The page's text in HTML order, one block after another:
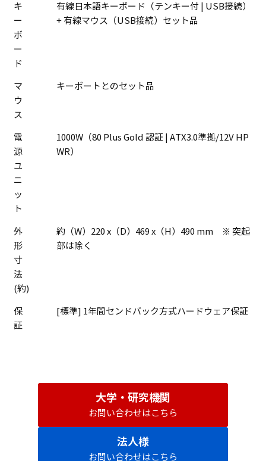
キ
ー
ボ
ー
ド
有線日本語キーボード（テンキー付 | USB接続）
+ 有線マウス（USB接続）セット品
マ
ウ
ス
キーボートとのセット品
電
源
ユ
ニ
ッ
ト
1000W（80 Plus Gold 認証 | ATX3.0準拠/12V HP
WR）
外
形
寸
法
(約)
約（W）220 x（D）469 x（H）490 mm ※ 突起
部は除く
保
証
[標準] 1年間センドバック方式ハードウェア保証
大学・研究機関
お問い合わせはこちら
法人様
お問い合わせはこちら